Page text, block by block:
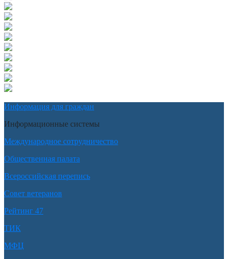
Информация для граждан
Информационные системы
Международное сотрудничество
Общественная палата
Всероссийская перепись
Совет ветеранов
Рейтинг 47
ТИК
МФЦ